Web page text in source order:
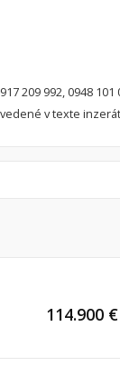
209 992, 0948 101
v texte
114.900 €